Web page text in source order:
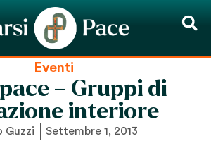
Eventi
– Gruppi di
interiore
Guzzi Settembre 1, 2013